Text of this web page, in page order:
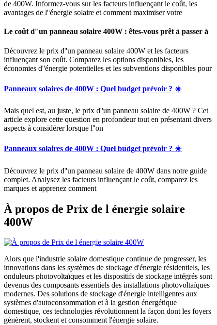
de 400W. Informez-vous sur les facteurs influençant le coût, les
avantages de l''énergie solaire et comment maximiser votre
Le coût d''un panneau solaire 400W : êtes-vous prêt à passer à
Découvrez le prix d''un panneau solaire 400W et les facteurs
influençant son coût. Comparez les options disponibles, les
économies d''énergie potentielles et les subventions disponibles pour
Panneaux solaires de 400W : Quel budget prévoir ? ☀️
Mais quel est, au juste, le prix d''un panneau solaire de 400W ? Cet
article explore cette question en profondeur tout en présentant divers
aspects à considérer lorsque l''on
Panneaux solaires de 400W : Quel budget prévoir ? ☀️
Découvrez le prix d''un panneau solaire de 400W dans notre guide
complet. Analysez les facteurs influençant le coût, comparez les
marques et apprenez comment
À propos de Prix de l énergie solaire
400W
Alors que l'industrie solaire domestique continue de progresser, les
innovations dans les systèmes de stockage d'énergie résidentiels, les
onduleurs photovoltaïques et les dispositifs de stockage intégrés sont
devenus des composants essentiels des installations photovoltaïques
modernes. Des solutions de stockage d'énergie intelligentes aux
systèmes d'autoconsommation et à la gestion énergétique
domestique, ces technologies révolutionnent la façon dont les foyers
génèrent, stockent et consomment l'énergie solaire.